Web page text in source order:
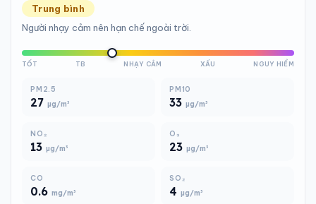
Trung bình
Người nhạy cảm nên hạn chế ngoài trời.
TỐT TB NHẠY CẢM XẤU NGUY HIỂM
PM2.5
27 µg/m³
PM10
33 µg/m³
NO₂
13 µg/m³
O₃
23 µg/m³
CO
0.6 mg/m³
SO₂
4 µg/m³